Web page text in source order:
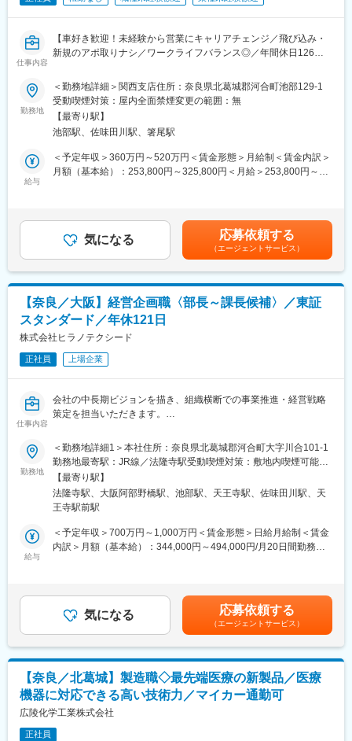
■店舗毎の組織構成：
店舗によって異なりますが、社員6～10名、パート・アルバイト
70～100名でおおよそ構成されています。
■当社の強み：
画で競合店との差別化を図り、地域密着型のディスカウントスト
アとして愛されています。
・さまざまな指数でのデータ分析でIT技術を活用したり、訴求力
の高い売場づくりを行うことで独自のローコストオペレーション
・当社は創業以来連続の増収を続けています。これからも拡大を
続けるために「2035年に700店舗を出店する」目標を掲げ、本部
は業界別トップクラスに選出されました。
変更の範囲：会社の定める業務
仕事内容
【車好き歓迎！未経験から営業にキャリアチェンジ／飛び込み・
新規のアポ取りナシ／ワークライフバランス◎／年間休日126
■職務概要：
当社は、自動車や自動車部品の輸出販売を行っている会社です。
運送会社等が売却処分する中古トラックの買取り営業をお任せし
ます。最初は関西地区を中心に、得意先を訪問し、買取り査定、
見積提出等の商談を行っていただきます。
・既存のお客様から紹介をいただき、お客様先に訪問
└飛び込み訪問や新規顧客へのテレアポ等はありません
・トラックの所定箇所の写真を撮ったり、エンジンがかかるかど
・売却見込み額から、買取り価格をお客様に見積書提示
・お客様と合意後、契約書類のやり取り、車両の引き取りに関す
る調整
■入社後の流れ：
まずは先輩社員からOJT方式で業務を学んでいただきます。車両
査定、営業経験の無い方でもしっかり丁寧に指導いたしますので
ご安心ください。
＜やりがいのある仕事＞
コアビジネスとなる中古トラック事業では、買い取った車両は海
外へ輸出され、多くの国で活躍します。営業だけでなく、物流や
海外ビジネスにも携われる仕事です。
営業経験がない方でも先輩社員が並走しながらOJTを行います。
コミュニケーションの取りやすい職場で、また会社設立からも日
当社はフィリピンやUAEなど世界各国の独自ネットワークを持
ち、世界中のエンドユーザーまで中古車両をお届けしておりま
す。お客様の中古トラックを価値ある商品として扱わせて頂きな
がら世界の発展に貢献していきます。
【こんな方を歓迎します】
・営業にチャレンジしたい方
・車やトラックに興味がある方
・物流業界に興味がある方
勤務地
＜勤務地詳細＞関西支店住所：奈良県北葛城郡河合町池部129-1
受動喫煙対策：屋内全面禁煙変更の範囲：無
【最寄り駅】
池部駅、佐味田川駅、箸尾駅
給与
＜予定年収＞360万円～520万円＜賃金形態＞月給制＜賃金内訳＞
月額（基本給）：253,800円～325,800円＜月給＞253,800円～
考を通じて上下する可能性があります。月給(月額)は固定手当を含
めた表記です。
気になる 応募依頼する
（エージェントサービス）
【奈良／大阪】経営企画職〈部長～課長候補〉／東証
スタンダード／年休121日
株式会社ヒラノテクシード
正社員 上場企業
仕事内容
会社の中長期ビジョンを描き、組織横断での事業推進・経営戦略
策定を担当いただきます。
■業務内容：
＜経営計画・業績管理＞
・中期経営計画・年度計画の策定および進捗管理／予実管理や業
績管理、原価改善施策立案／財務データを踏まえた分析と提案／
事業領域や組織の見直しに関する検討
＜プロジェクト推進・事業課題の解決＞
・戦略施策や改善施策の検討および進捗管理／複数部門にまたが
る事業課題の整理、解決推進／M&A、事業提携、新規事業開発等
資料作成、レポーティング／経営会議など主要会議の運営サポー
・複数部門・経営層と協調し、粘り強く合意形成と推進力を両立
できる方
・不確実性の中で仮説を立て、検証→改善を着実に回せる方
勤務地
＜勤務地詳細1＞本社住所：奈良県北葛城郡河合町大字川合101-1
勤務地最寄駅：JR線／法隆寺駅受動喫煙対策：敷地内喫煙可能場
所あり＜勤務地詳細2＞大阪オフィス住所：大阪府大阪市阿倍野区
阿倍野筋1丁目1番43号 あべのハルカス24階勤務地最寄駅：JR線
／天王寺駅受動喫煙対策：屋内全面禁煙
【最寄り駅】
法隆寺駅、大阪阿部野橋駅、池部駅、天王寺駅、佐味田川駅、天
王寺駅前駅
給与
＜予定年収＞700万円～1,000万円＜賃金形態＞日給月給制＜賃金
内訳＞月額（基本給）：344,000円～494,000円/月20日間勤務想
賞与実績:年2 回、5 か月分※想定年収は皆勤手当、TQC手当およ
び、30 時間/月の残業代を含んでいます（管理監督者採用の場合は
残業代支給はありません）※別途弊社支給規程に基づき、住宅手
当、家族手当を支給賃金はあくまでも目安の金額であり、選考を
通じて上下する可能性があります。月給(月額)は固定手当を含めた
表記です。
気になる 応募依頼する
（エージェントサービス）
【奈良／北葛城】製造職◇最先端医療の新製品／医療
機器に対応できる高い技術力／マイカー通勤可
広陵化学工業株式会社
正社員